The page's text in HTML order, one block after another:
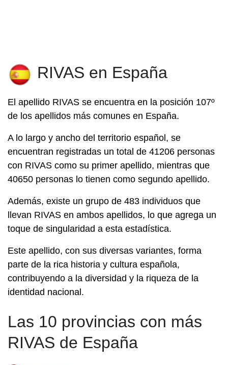
RIVAS en España
El apellido RIVAS se encuentra en la posición 107º
de los apellidos más comunes en España.
A lo largo y ancho del territorio español, se
encuentran registradas un total de 41206 personas
con RIVAS como su primer apellido, mientras que
40650 personas lo tienen como segundo apellido.
Además, existe un grupo de 483 individuos que
llevan RIVAS en ambos apellidos, lo que agrega un
toque de singularidad a esta estadística.
Este apellido, con sus diversas variantes, forma
parte de la rica historia y cultura española,
contribuyendo a la diversidad y la riqueza de la
identidad nacional.
Las 10 provincias con más
RIVAS de España